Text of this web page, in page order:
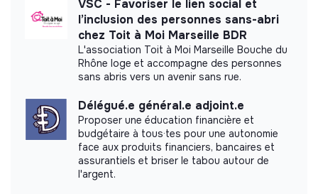
Impact study
La Trace did not yet communicate its impact
measurement.
Labels and certifications
VSC - Favoriser le lien social et
l’inclusion des personnes sans-abri
chez Toit à Moi Marseille BDR
L'association Toit à Moi Marseille Bouche du
Rhône loge et accompagne des personnes
sans abris vers un avenir sans rue.
Délégué.e général.e adjoint.e
Proposer une éducation financière et
budgétaire à tous·tes pour une autonomie
face aux produits financiers, bancaires et
assurantiels et briser le tabou autour de
l'argent.